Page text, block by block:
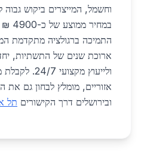
וחשמל, המייצרים ביקוש
התמיכה ברגולציה מתקדמת
ארוכת שנים של התשתיות,
ולייעוץ
אזוריים, מומלץ לבחון גם את
ובירושלים דרך הקישורים תל